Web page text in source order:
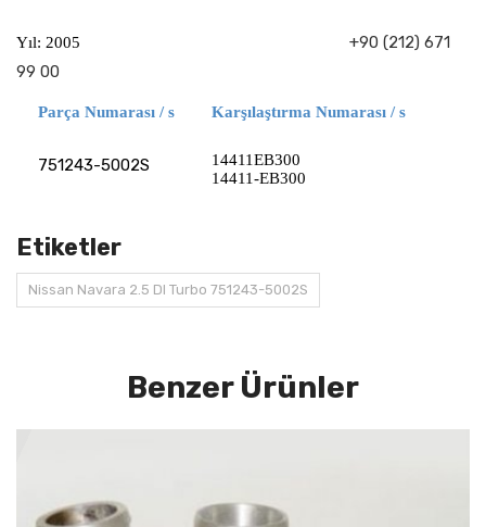
Yıl: 2005 +90 (212) 671
99 00
Parça Numarası / s
751243-5002S
Karşılaştırma Numarası / s
14411EB300
14411-EB300
Etiketler
Nissan Navara 2.5 DI Turbo 751243-5002S
Benzer Ürünler